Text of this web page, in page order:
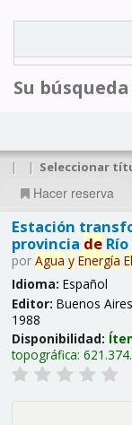
Su
| | Seleccionar
Hacer reserva
Estación
provincia deRío
por Agua y Energía
Idioma: Español
Editor: Buenos
1988
Disponibilidad:
topográfica: